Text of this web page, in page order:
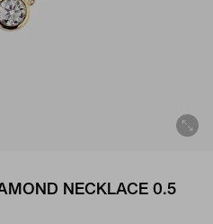
NECKLACE 0.5